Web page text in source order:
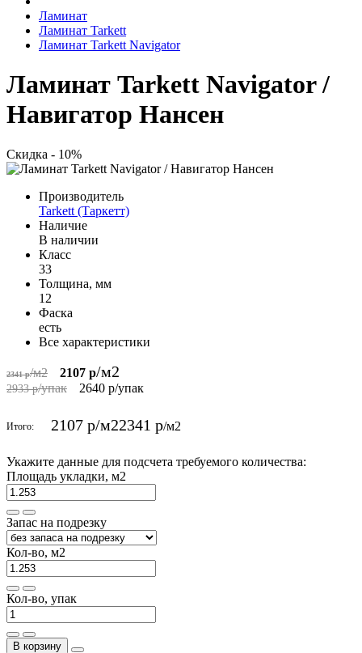
Ламинат
Ламинат Tarkett
Ламинат Tarkett Navigator
Ламинат Tarkett Navigator /
Навигатор Нансен
Скидка - 10%
Производитель
Tarkett (Таркетт)
Наличие
В наличии
Класс
33
Толщина, мм
12
Фаска
есть
Все характеристики
2341 р/м2 2107 р/м2
2933 р/упак 2640 р/упак
Итого: 2107 р/м22341 р/м2
Укажите данные для подсчета требуемого количества:
Площадь укладки, м2
Запас на подрезку
Кол-во, м2
Кол-во, упак
В корзину